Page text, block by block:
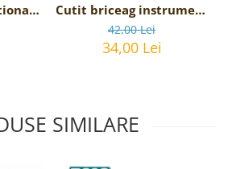
-
Cutit briceag instrument
unealta multifunctional
- 15 functii THMFK0156
42,00 Lei
34,00 Lei
SIMILARE